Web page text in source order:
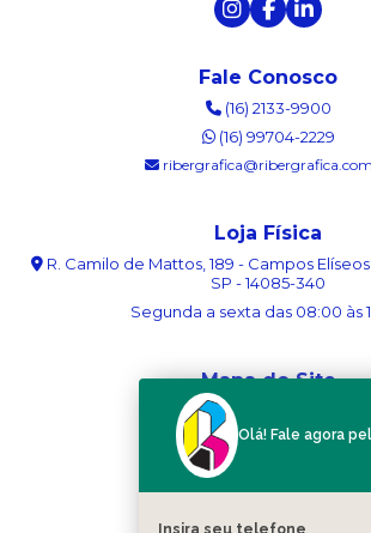
Fale Conosco
(16) 2133-9900
(16) 99704-2229
Loja Física
R. Camilo de Mattos, 189 - Campos
SP - 14085-340
Segunda a sexta das 08:00 às
Mapa do Site
Sobre nós
Blog
Olá! Fale agora
Insira seu telefone